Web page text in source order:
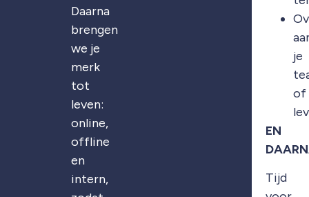
Daarna
brengen
we je
merk
tot
leven:
online,
offline
en
intern,
je
of
EN
Tijd